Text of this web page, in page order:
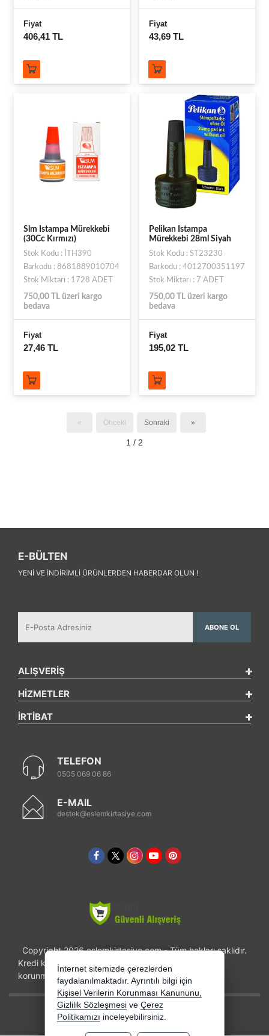
Fiyat
406,41 TL
Fiyat
43,69 TL
Slm Istampa Mürekkebi
(30Cc Kırmızı)
Stok Kodu : İTH390
Barkodu : 8681889010704
Stok Miktarı : 1728 ADET
750,00 TL üzeri kargo
bedava
Fiyat
27,46 TL
Pelikan Istampa
Mürekkebi 28ml Siyah
Stok Kodu : ST23230
Barkodu : 4012700351197
Stok Miktarı : 7 ADET
750,00 TL üzeri kargo
bedava
Fiyat
195,02 TL
« Önceki Sonraki »
1 / 2
E-BÜLTEN
YENI VE INDIRIMLI ÜRÜNLERDEN HABERDAR OLUN !
ABONE OL
ALIŞVERİŞ
HİZMETLER
İRTİBAT
TELEFON
0505 069 06 86
E-MAIL
destek@eslemkirtasiye.com
Copyright 2026 eslemkirtasiye.com - Tüm hakları saklıdır.
Kredi kartı bilgileriniz 256bit SSL sertifikası ile
korunmaktadır.
Bu site AKINSOFT E-Ticaret ile hazırlanmıştır.
İnternet sitemizde çerezlerden
faydalanılmaktadır. Ayrıntılı bilgi için
Kişisel Verilerin Korunması Kanununu,
Gizlilik Sözleşmesi ve Çerez
Politikamızı inceleyebilirsiniz.